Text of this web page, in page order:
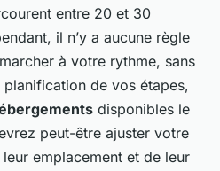
entre 20 et 30
il n’y a aucune règle
à votre rythme, sans
de vos étapes,
disponibles le
peut-être ajuster votre
emplacement et de leur